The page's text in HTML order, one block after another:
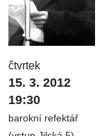
čtvrtek
15. 3. 2012
19:30
barokní refektář